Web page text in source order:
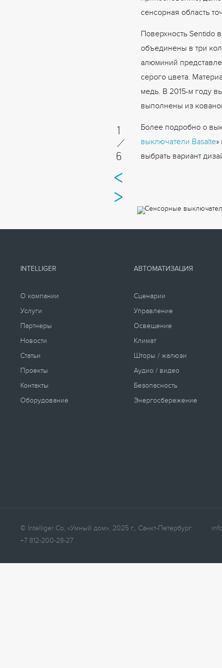
сенсорная область
Поверхность Sentido
объединены в три
алюминий
серого цвета.
медь. В 2015-м году
выполнены из
Более подробно о
выключатели Basalte
выбрать вариант
1
/
6
INTELLIGER
О компании
Услуги
Партнеры
Новости
Статьи
Проекты
Контакты
Оборудование
АВТОМАТИЗАЦИЯ
Сценарии
Управление
Освещение
Климат
Шторы / жалюзи
Аудио / видео
Безопасность
Энергосбережение
© Intelliger Co, «Умный дом», 2025 г., Санкт-Петербург
+7 812-200-28-27